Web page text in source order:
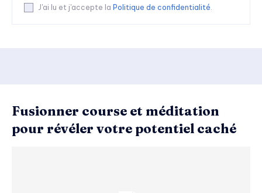
J'ai lu et j'accepte la Politique de confidentialité
Fusionner course et méditation
pour révéler votre potentiel caché